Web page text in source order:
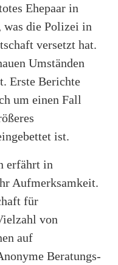
Ehepaar in
was die Polizei in
versetzt hat.
Umständen
Erste Berichte
um einen Fall
ist.
erfährt in
Aufmerksamkeit.
für
von
auf
Beratungs-